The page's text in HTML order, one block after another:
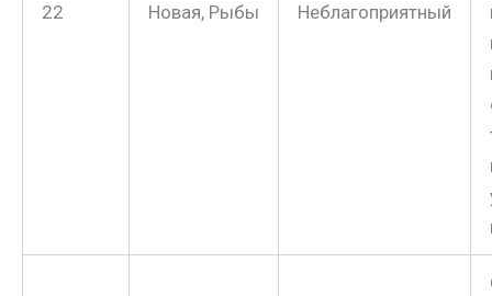
22 Новая, Рыбы Неблагоприятный